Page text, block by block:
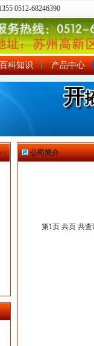
0512-68246390
百科知识 产品中心
公司简介
第1页 共页 共